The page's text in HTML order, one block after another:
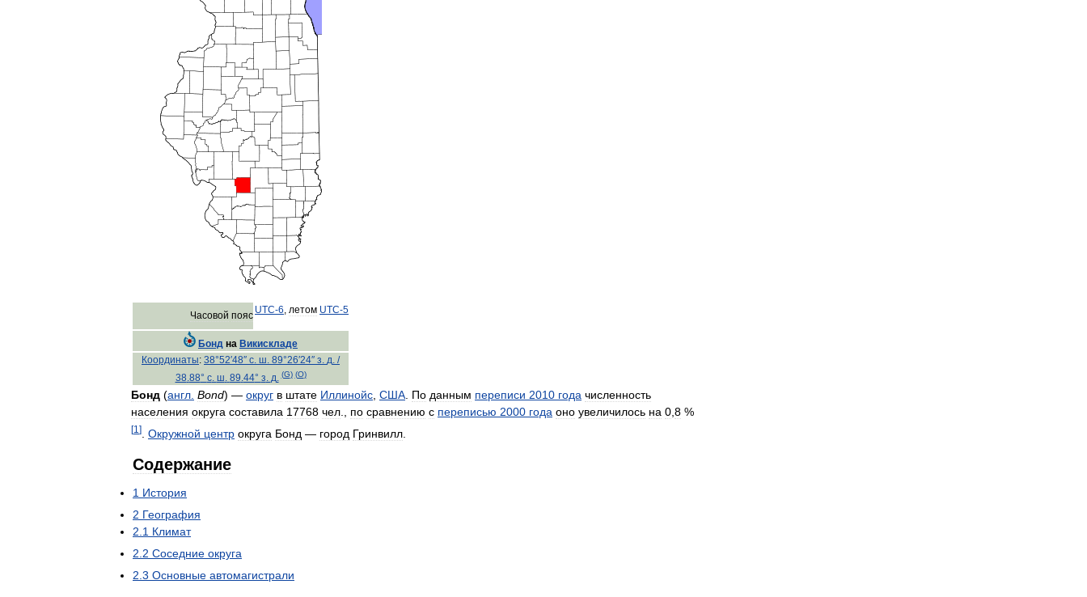
Часовой пояс UTC-6, летом UTC-5
Бонд на Викискладе
Координаты: 38°52′48″ с. ш. 89°26′24″ з. д. /
38.88° с. ш. 89.44° з. д. (G) (O)
Бонд (англ Bond) — округ в штате Иллинойс США По данным переписи 2010 года численность
населения округа составила 17768 чел по сравнению с переписью 2000 года оно увеличилось на 0 8 %
[1 ] Окружной центр округа Бонд — город Гринвилл
Содержание
1 История
2 География
2 1 Климат
2 2 Соседние округа
2 3 Основные автомагистрали